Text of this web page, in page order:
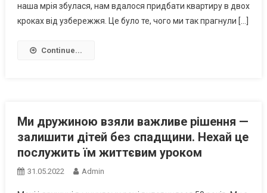
наша мрія збулася, нам вдалося придбати квартиру в двох
кроках від узбережжя. Це було те, чого ми так прагнули […]
Continue...
Ми дружиною взяли важливе рішення —
залишити дітей без спадщини. Нехай це
послужить їм життєвим уроком
31.05.2022 Admin